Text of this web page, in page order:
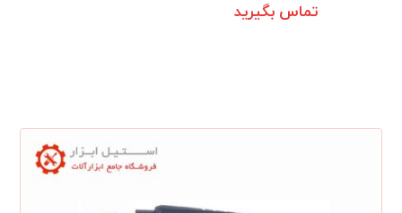
تماس بگیرید